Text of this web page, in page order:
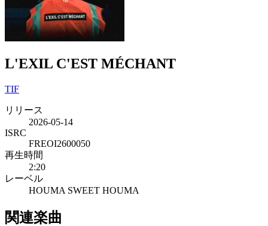
L'EXIL C'EST MÉCHANT
TIF
リリース
2026-05-14
ISRC
FREOI2600050
再生時間
2:20
レーベル
HOUMA SWEET HOUMA
関連楽曲